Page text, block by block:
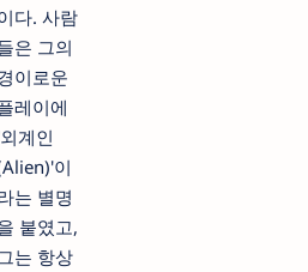
다. 사람
은 그의
이로운
레이에
계인
이
는 별명
붙였고,
그는 항상